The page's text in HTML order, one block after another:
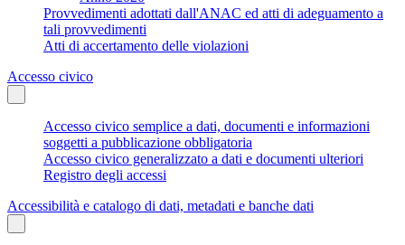
Provvedimenti adottati dall'ANAC ed atti di adeguamento a
tali provvedimenti
Atti di accertamento delle violazioni
Accesso civico
Accesso civico semplice a dati, documenti e informazioni
soggetti a pubblicazione obbligatoria
Accesso civico generalizzato a dati e documenti ulteriori
Registro degli accessi
Accessibilità e catalogo di dati, metadati e banche dati